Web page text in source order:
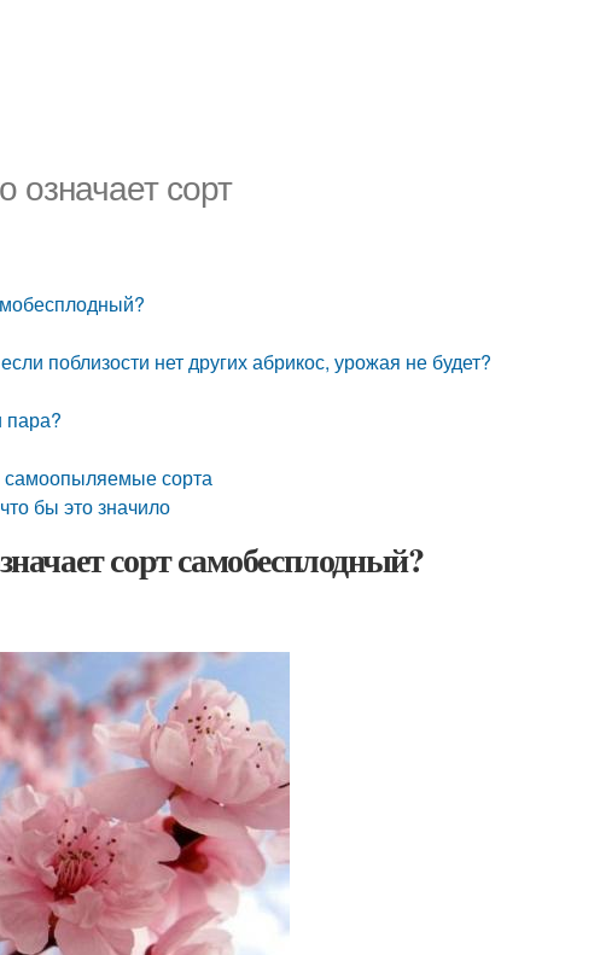
означает сорт
поблизости нет других абрикос, урожая не будет?
пара?
сорта
бы это значило
сорт самобесплодный?